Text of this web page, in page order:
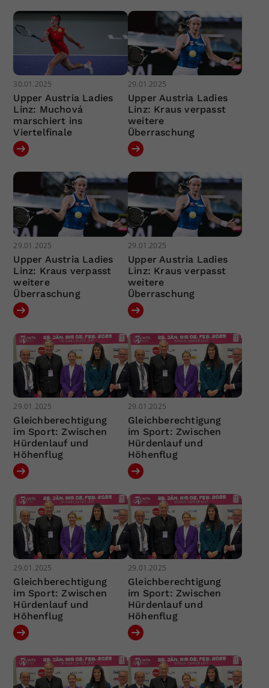
30.01.2025
Upper Austria Ladies
Linz: Muchová
marschiert ins
Viertelfinale
29.01.2025
Upper Austria Ladies
Linz: Kraus verpasst
weitere
Überraschung
29.01.2025
Upper Austria Ladies
Linz: Kraus verpasst
weitere
Überraschung
29.01.2025
Upper Austria Ladies
Linz: Kraus verpasst
weitere
Überraschung
29.01.2025
Gleichberechtigung
im Sport: Zwischen
Hürdenlauf und
Höhenflug
29.01.2025
Gleichberechtigung
im Sport: Zwischen
Hürdenlauf und
Höhenflug
29.01.2025
Gleichberechtigung
im Sport: Zwischen
Hürdenlauf und
Höhenflug
29.01.2025
Gleichberechtigung
im Sport: Zwischen
Hürdenlauf und
Höhenflug